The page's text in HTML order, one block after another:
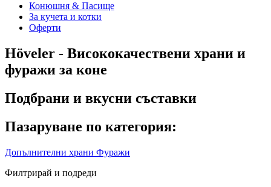
Конюшня & Пасище
За кучета и котки
Оферти
Höveler - Висококачествени храни и
фуражи за коне
Подбрани и вкусни съставки
Пазаруване по категория:
Допълнителни храни Фуражи
Филтрирай и подреди